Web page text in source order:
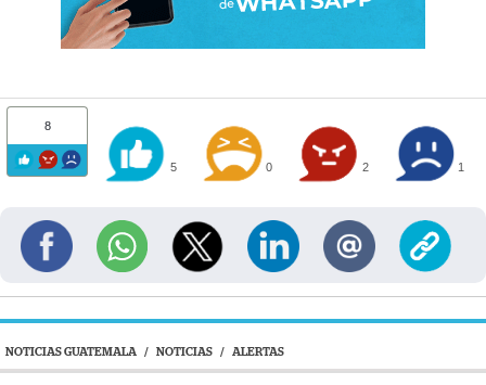
8
5 0 2 1
NOTICIAS GUATEMALA / NOTICIAS / ALERTAS